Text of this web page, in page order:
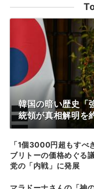
韓国の暗い歴史「
統領が真相解明を
「1個3000円超もすべ
ブリトーの価格めぐる
党の「内戦」に発展